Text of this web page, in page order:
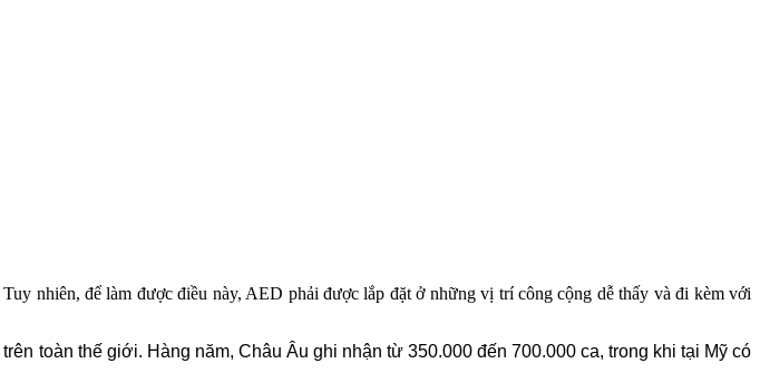
nhiên, để làm được điều này, AED phải được lắp đặt ở những vị trí công cộng dễ thấy và đi kèm với
toàn thế giới. Hàng năm, Châu Âu ghi nhận từ 350.000 đến 700.000 ca, trong khi tại Mỹ có